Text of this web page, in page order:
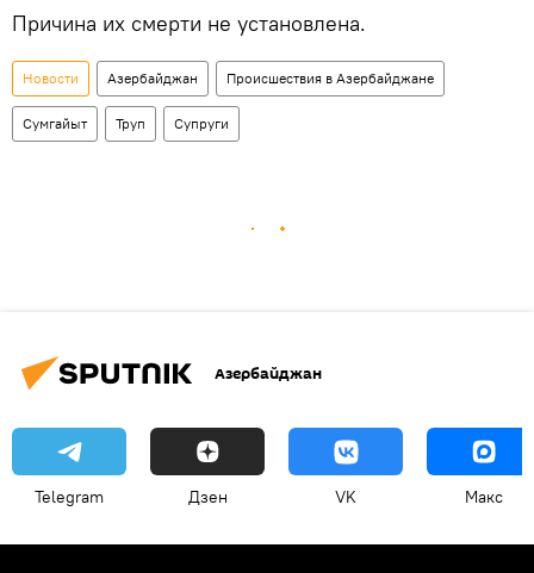
Причина их смерти не установлена.
Новости Азербайджан Происшествия в Азербайджане
Сумгайыт Труп Супруги
Азербайджан
Telegram Дзен VK Макс